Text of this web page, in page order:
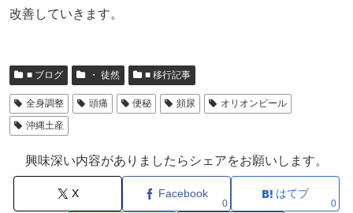
改善していきます。
■ ブログ ・ 徒然 ■ 移行記事
全身調整 頭痛 便秘 頻尿
オリオンビール
沖縄土産
興味深い内容がありましたらシェアをお願いします。
X Facebook
0
はてブ
0